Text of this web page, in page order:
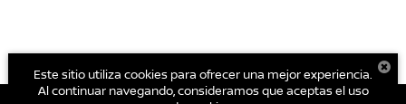
Este sitio utiliza cookies para ofrecer una mejor experiencia.
Al continuar navegando, consideramos que aceptas el uso